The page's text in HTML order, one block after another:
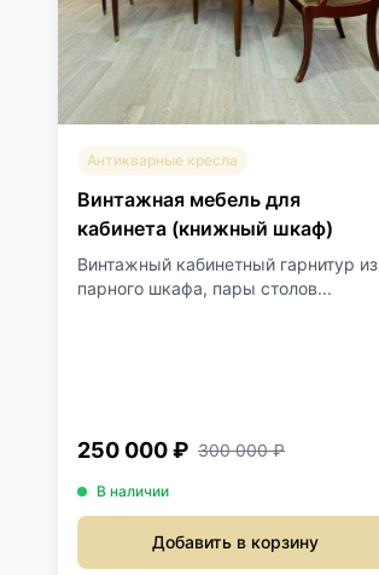
Антикварные кресла
Винтажная мебель для
кабинета (книжный шкаф)
Винтажный кабинетный гарнитур из
парного шкафа, пары столов...
250 000 ₽ 300 000 ₽
В наличии
Добавить в корзину